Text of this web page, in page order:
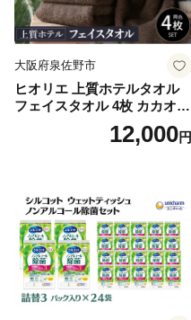
大阪府泉佐野市
ヒオリエ 上質ホテルタオル
フェイスタオル 4枚 カカオ
【タオル 泉州タオル 吸水 普
段使い 無地 シンプル 日用品
12,000円